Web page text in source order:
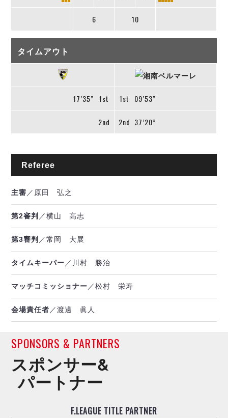
6 10
タイムアウト
17’35” 1st 1st 09’53”
2nd 2nd 37’20”
Referee
主審 ／原田 弘之
第2審判 ／横山 高志
第3審判 ／常岡 大展
タイムキーパー ／川村 勝治
マッチコミッショナー ／松村 栄寿
会場責任者 ／渡邊 眞人
SPONSORS & PARTNERS
スポンサー&
パートナー
F.LEAGUE TITLE PARTNER